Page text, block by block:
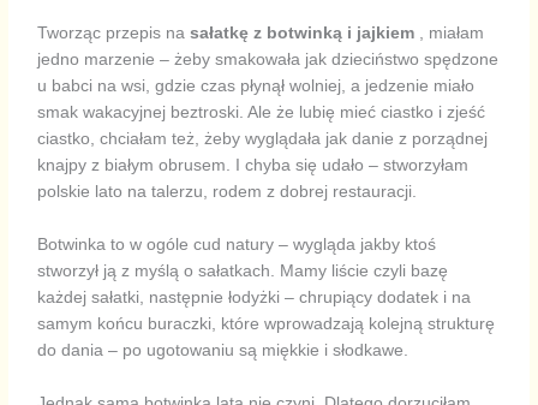
Tworząc przepis nasałatkę z botwinką i jajkiem , miałam
jedno marzenie – żeby smakowała jak dzieciństwo spędzone
u babci na wsi, gdzie czas płynął wolniej, a jedzenie miało
smak wakacyjnej beztroski. Ale że lubię mieć ciastko i zjeść
ciastko, chciałam też, żeby wyglądała jak danie z porządnej
knajpy z białym obrusem. I chyba się udało – stworzyłam
polskie lato na talerzu, rodem z dobrej restauracji.
Botwinka to w ogóle cud natury – wygląda jakby ktoś
stworzył ją z myślą o sałatkach. Mamy liście czyli bazę
każdej sałatki, następnie łodyżki – chrupiący dodatek i na
samym końcu buraczki, które wprowadzają kolejną strukturę
do dania – po ugotowaniu są miękkie i słodkawe.